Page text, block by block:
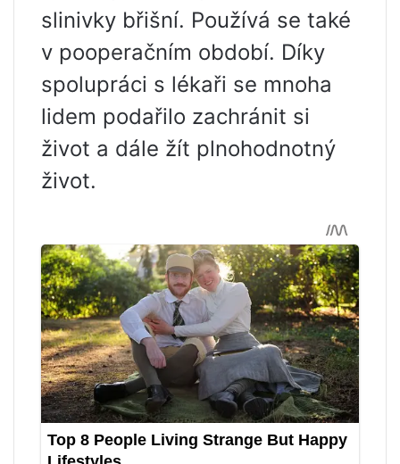
slinivky břišní. Používá se také
v pooperačním období. Díky
spolupráci s lékaři se mnoha
lidem podařilo zachránit si
život a dále žít plnohodnotný
život.